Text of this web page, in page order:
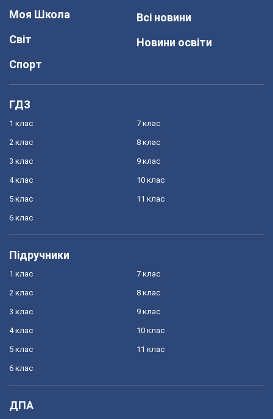
Моя Школа
Світ
Спорт
Всі новини
Новини освіти
ГДЗ
1 клас
2 клас
3 клас
4 клас
5 клас
6 клас
7 клас
8 клас
9 клас
10 клас
11 клас
Підручники
1 клас
2 клас
3 клас
4 клас
5 клас
6 клас
7 клас
8 клас
9 клас
10 клас
11 клас
ДПА